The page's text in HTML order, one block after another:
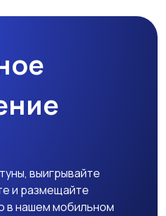
выигрывайте
и размещайте
в нашем мобильном